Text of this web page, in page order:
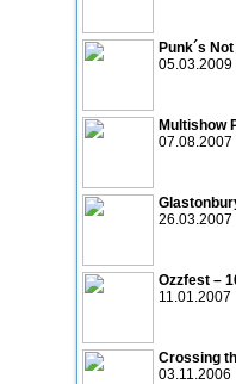
Punk´s
05.03.2009
Multishow
07.08.2007
26.03.2007
Ozzfest –
11.01.2007
Crossing
03.11.2006